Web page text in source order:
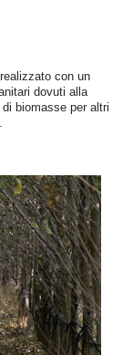
con un
dovuti alla
biomasse per altri